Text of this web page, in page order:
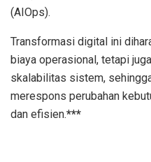
(AIOps).
Transformasi digital ini
biaya operasional, tetapi
skalabilitas sistem,
merespons perubahan
dan efisien.***